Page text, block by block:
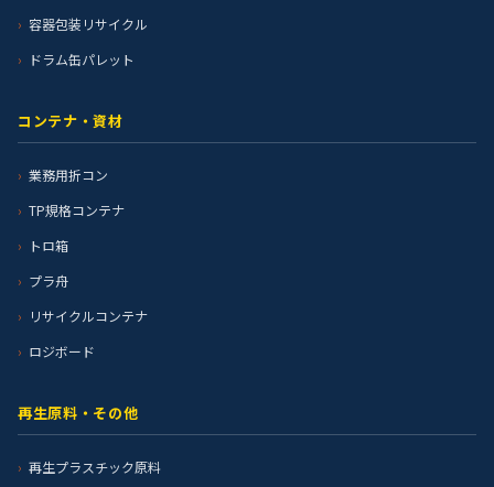
容器包装リサイクル
ドラム缶パレット
コンテナ・資材
業務用折コン
TP規格コンテナ
トロ箱
プラ舟
リサイクルコンテナ
ロジボード
再生原料・その他
再生プラスチック原料